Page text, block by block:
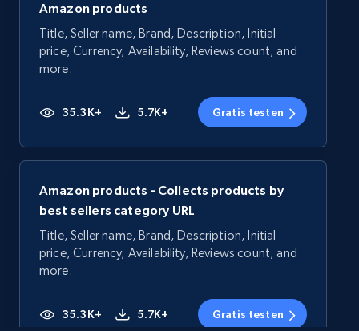
Amazon products
Title, Seller name, Brand, Description, Initial
price, Currency, Availability, Reviews count, and
more.
35.3K+ 5.7K+ Gratis testen
Amazon products - Collects products by
best sellers category URL
Title, Seller name, Brand, Description, Initial
price, Currency, Availability, Reviews count, and
more.
35.3K+ 5.7K+ Gratis testen